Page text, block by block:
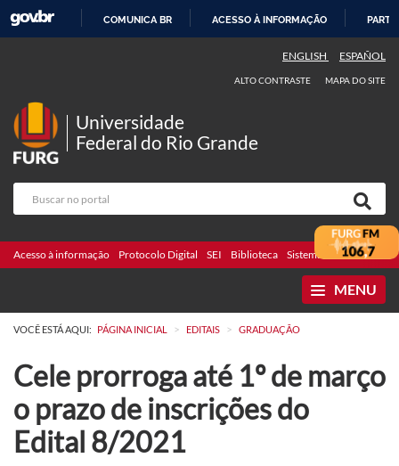
COMUNICA BR ACESSO À INFORMAÇÃO
ENGLISH ESPAÑOL
ALTO CONTRASTE MAPA DO SITE
Universidade
Federal do Rio Grande
Acesso à informação Protocolo Digital SEI Biblioteca Sistemas Webmail
MENU
VOCÊ ESTÁ AQUI: PÁGINA INICIAL > EDITAIS > GRADUAÇÃO
Cele prorroga até 1º de março
o prazo de inscrições do
Edital 8/2021